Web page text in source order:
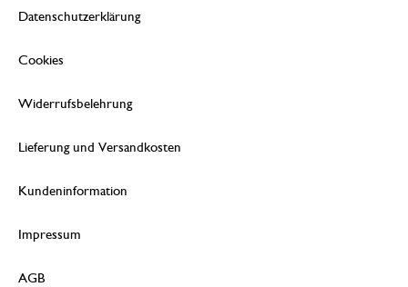
Datenschutzerklärung
Cookies
Widerrufsbelehrung
Lieferung und Versandkosten
Kundeninformation
Impressum
AGB